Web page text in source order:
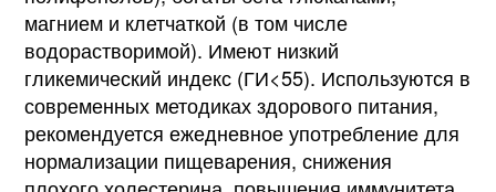
магнием и клетчаткой (в том числе
водорастворимой). Имеют низкий
гликемический индекс (ГИ<55). Используются в
современных методиках здорового питания,
рекомендуется ежедневное употребление для
нормализации пищеварения, снижения